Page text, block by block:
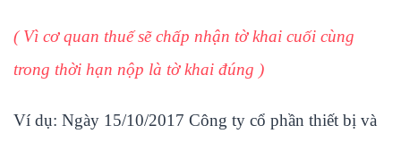
( Vì cơ quan thuế sẽ chấp nhận tờ khai cuối cùng
trong thời hạn nộp là tờ khai đúng )
Ví dụ: Ngày 15/10/2017 Công ty cổ phần thiết bị và